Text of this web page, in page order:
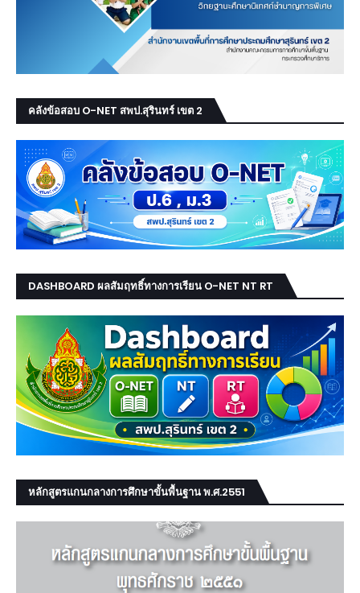
คลังข้อสอบ O-NET สพป.สุรินทร์ เขต 2
DASHBOARD ผลสัมฤทธิ์ทางการเรียน O-NET NT RT
หลักสูตรแกนกลางการศึกษาขั้นพื้นฐาน พ.ศ.2551